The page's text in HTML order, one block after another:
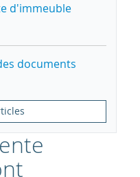
d'immeuble
documents